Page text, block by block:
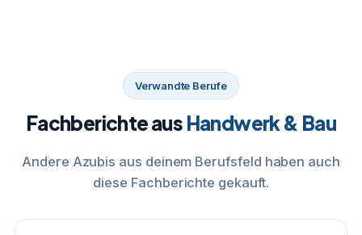
Verwandte Berufe
Fachberichte aus Handwerk & Bau
Andere Azubis aus deinem Berufsfeld haben auch
diese Fachberichte gekauft.